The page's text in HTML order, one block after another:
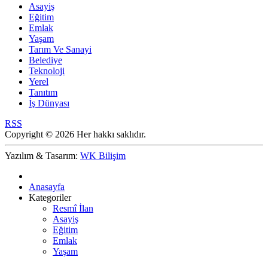
Asayiş
Eğitim
Emlak
Yaşam
Tarım Ve Sanayi
Belediye
Teknoloji
Yerel
Tanıtım
İş Dünyası
RSS
Copyright © 2026 Her hakkı saklıdır.
Yazılım & Tasarım: WK Bilişim
Anasayfa
Kategoriler
Resmî İlan
Asayiş
Eğitim
Emlak
Yaşam